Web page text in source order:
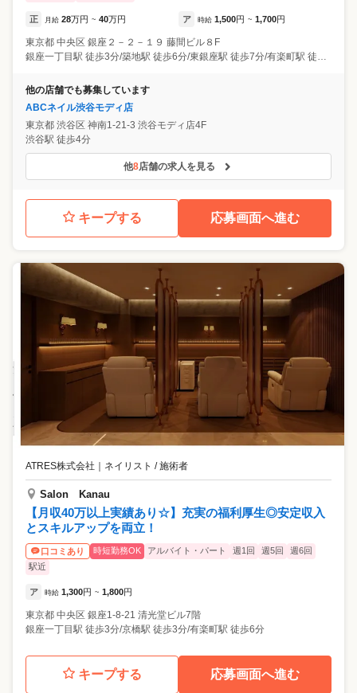
正 月給 28万円 ~ 40万円 ア 時給 1,500円 ~ 1,700円
東京都 中央区 銀座２－２－１９ 藤間ビル８F
他の店舗でも募集しています
ABCネイル渋谷モディ店
東京都 渋谷区 神南1-21-3 渋谷モディ店4F
渋谷駅 徒歩4分
他8店舗の求人を見る
キープする 応募画面へ進む
ATRES株式会社 ｜ ネイリスト / 施術者
Salon Kanau
【月収40万以上実績あり☆】充実の福利厚生◎安定収入
とスキルアップを両立！
口コミあり 時短勤務OK アルバイト・パート 週1回 週5回
週6回
駅近
ア 時給 1,300円 ~ 1,800円
東京都 中央区 銀座1-8-21 清光堂ビル7階
銀座一丁目駅 徒歩3分/京橋駅 徒歩3分/有楽町駅 徒歩6分
キープする 応募画面へ進む